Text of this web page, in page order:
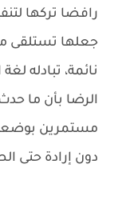
رافضا تركها
جعلها تستلقى
نائمة، تبادله
الرضا بأن ما
مستمرين
دون إرادة حتى